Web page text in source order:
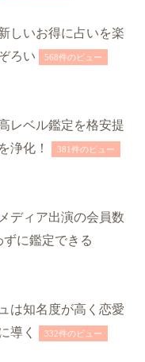
しいお得に占いを楽
ろい
568件のビュー
レベル鑑定を格安提
浄化！
381件のビュー
ディア出演の会員数
ずに鑑定できる
は知名度が高く恋愛
導く
332件のビュー